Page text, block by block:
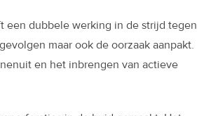
een dubbele werking in de strijd tegen
maar ook de oorzaak aanpakt.
en het inbrengen van actieve